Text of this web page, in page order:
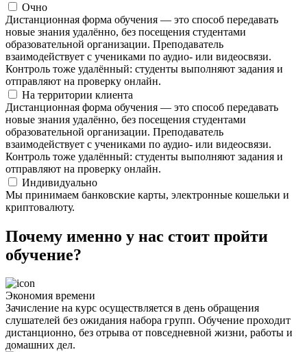
Очно
Дистанционная форма обучения — это способ передавать
новые знания удалённо, без посещения студентами
образовательной организации. Преподаватель
взаимодействует с учениками по аудио- или видеосвязи.
Контроль тоже удалённый: студенты выполняют задания и
отправляют на проверку онлайн.
На территории клиента
Дистанционная форма обучения — это способ передавать
новые знания удалённо, без посещения студентами
образовательной организации. Преподаватель
взаимодействует с учениками по аудио- или видеосвязи.
Контроль тоже удалённый: студенты выполняют задания и
отправляют на проверку онлайн.
Индивидуально
Мы принимаем банковские карты, электронные кошельки и
криптовалюту.
Почему именно у нас стоит пройти
обучение?
Экономия времени
Зачисление на курс осуществляется в день обращения
слушателей без ожидания набора групп. Обучение проходит
дистанционно, без отрыва от повседневной жизни, работы и
домашних дел.